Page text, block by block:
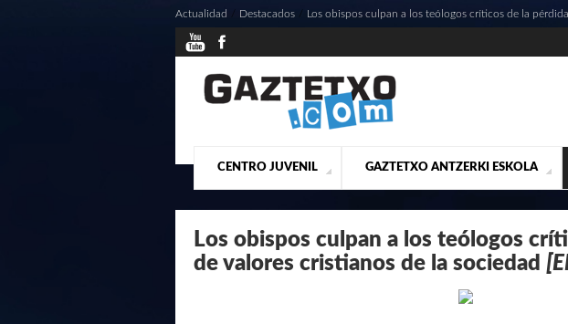
CENTRO JUVENIL
¿QUIENES SOMOS? ACTUALIDAD CONTACTO
GAZTETXO ANTZERKI ESKOLA
PRESENTACIÓN MUSICALES
Actualidad Destacados Los obispos culpan a los teólogos críticos de la
Los obispos culpan a los teólogos
de valores cristianos de la sociedad